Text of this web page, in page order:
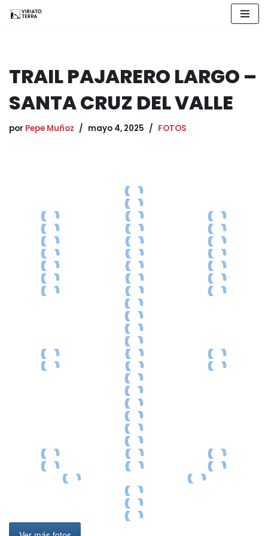
TRAIL PAJARERO LARGO –
SANTA CRUZ DEL VALLE
por Pepe Muñoz mayo 4, 2025 FOTOS